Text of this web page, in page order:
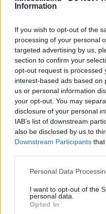
Information
If you wish to opt-out of the
processing of your personal
targeted advertising by us,
section to confirm your
opt-out request is processed
interest-based ads based on
us or personal information
your opt-out. You may
disclosure of your personal
IAB’s list of downstream
also be disclosed by us to
Downstream Participants
Please note that this
not limited to your visit or
grant or deny consent to
use your data for below
Personal Data
I want to opt-out of the
personal data.
Opted In
próbáltál,
hogyan kerüld